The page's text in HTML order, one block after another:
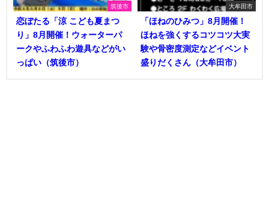
筑後市
恋ぼたる「涼 こども夏まつ
り」8月開催！ウォーターパ
ークやふわふわ遊具などがい
っぱい（筑後市）
大牟田市
「ほねのひみつ」8月開催！
ほねを強くするコツコツ大実
験や骨密度測定などイベント
盛りだくさん（大牟田市）